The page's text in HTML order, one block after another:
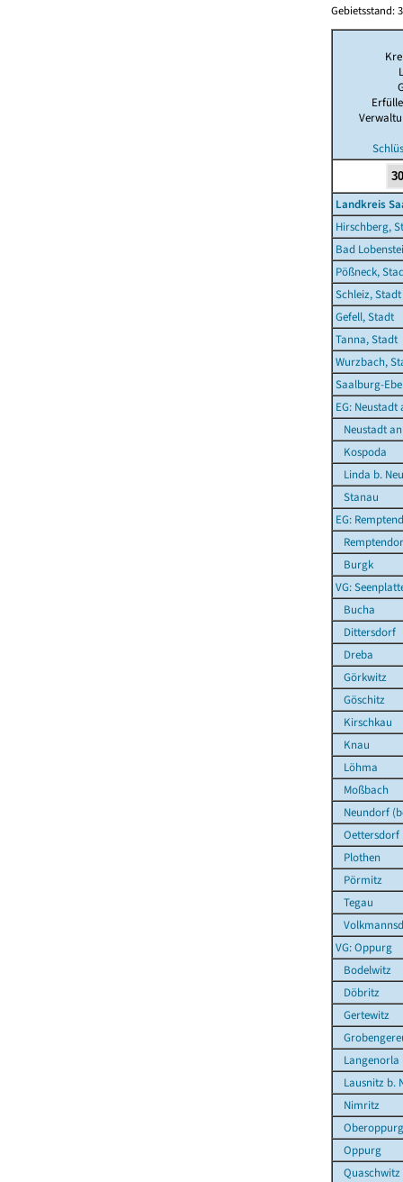
Gebietsstand:
Landkreis
Hirschberg,
Bad
Pößneck,
Schleiz, Stadt
Gefell, Stadt
Tanna, Stadt
Wurzbach,
Saalburg-
EG:
Neustadt
Kospoda
Linda b.
Stanau
EG:
Burgk
VG:
Bucha
Dittersdorf
Dreba
Görkwitz
Göschitz
Kirschkau
Knau
Löhma
Moßbach
Neundorf
Oettersdorf
Plothen
Pörmitz
Tegau
VG: Oppurg
Bodelwitz
Döbritz
Gertewitz
Langenorla
Lausnitz b.
Nimritz
Oberoppurg
Oppurg
Quaschwitz